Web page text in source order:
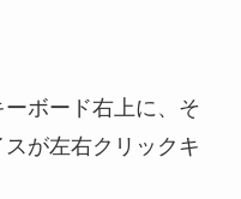
ボード右上に、そ
が左右クリックキ